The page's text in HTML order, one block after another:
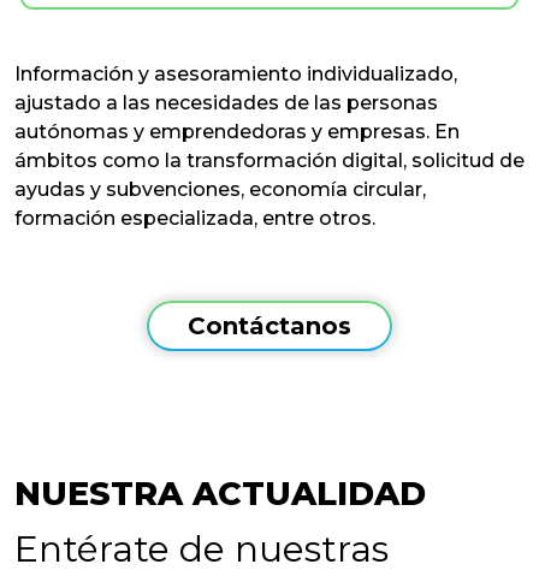
Información y asesoramiento individualizado,
ajustado a las necesidades de las personas
autónomas y emprendedoras y empresas. En
ámbitos como la transformación digital, solicitud de
ayudas y subvenciones, economía circular,
formación especializada, entre otros.
Contáctanos
NUESTRA ACTUALIDAD
Entérate de nuestras